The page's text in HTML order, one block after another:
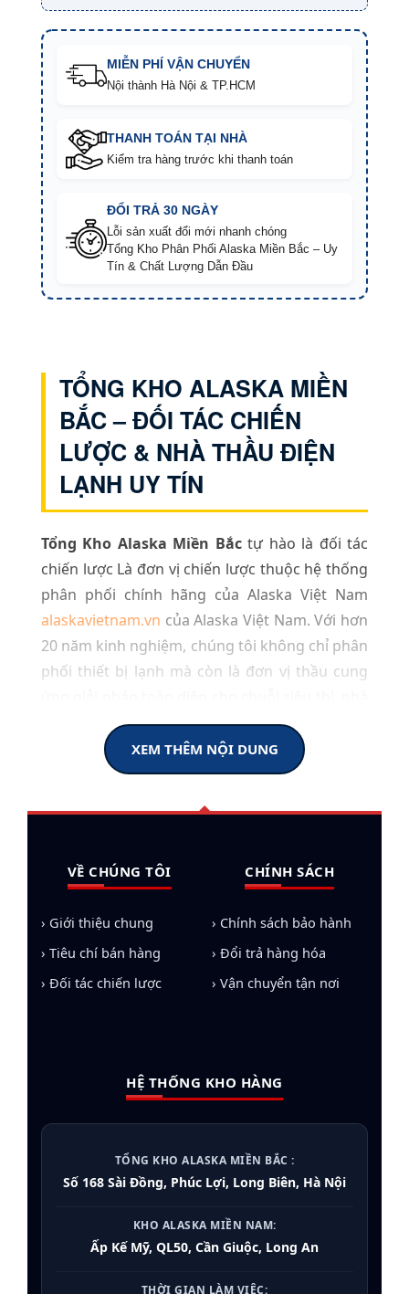
MIỄN PHÍ VẬN CHUYỂN
Nội thành Hà Nội & TP.HCM
THANH TOÁN TẠI NHÀ
Kiểm tra hàng trước khi thanh toán
ĐỔI TRẢ 30 NGÀY
Lỗi sản xuất đổi mới nhanh chóng
Tổng Kho Phân Phối Alaska Miền Bắc – Uy
Tín & Chất Lượng Dẫn Đầu
TỔNG KHO ALASKA MIỀN
BẮC – ĐỐI TÁC CHIẾN
LƯỢC & NHÀ THẦU ĐIỆN
LẠNH UY TÍN
Tổng Kho Alaska Miền Bắctự hào là đối tác
chiến lược Là đơn vị chiến lược thuộc hệ thống
phân phối chính hãng của Alaska Việt Nam
alaskavietnam.vn của Alaska Việt Nam. Với hơn
20 năm kinh nghiệm, chúng tôi không chỉ phân
phối thiết bị lạnh mà còn là đơn vị thầu cung
hàng, khách sạn và các dự án công nghiệp quy
mô lớn tại khu vực phía Bắc.
Danh mục sản phẩm chính & Giải
Chúng tôi cung cấp hệ sinh thái thiết bị điện
lạnh chuẩn Alaska, được kiểm định nghiêm
ngặt trước khi xuất kho:
Tủ đông Alaska
Đa dạng từ dòng 100L cho gia
đình đến 1200L cho nhà hàng, tích hợp Inverter
thu cho cửa hàng.
Cây nước nóng lạnh:Công nghệ lọc thông
Điều hòa Alaska:Giải pháp làm lạnh sâu, bền
Tủ ướp rượu vang Bảo quản chuẩn nhiệt độ
XEM THÊM NỘI DUNG
VỀ CHÚNG TÔI
› Giới thiệu chung
› Tiêu chí bán hàng
› Đối tác chiến lược
CHÍNH SÁCH
› Chính sách bảo hành
› Đổi trả hàng hóa
› Vận chuyển tận nơi
HỆ THỐNG KHO HÀNG
TỔNG KHO ALASKA MIỀN BẮC :
Số 168 Sài Đồng, Phúc Lợi, Long Biên, Hà Nội
KHO ALASKA MIỀN NAM:
Ấp Kế Mỹ, QL50, Cần Giuộc, Long An
THỜI GIAN LÀM VIỆC: